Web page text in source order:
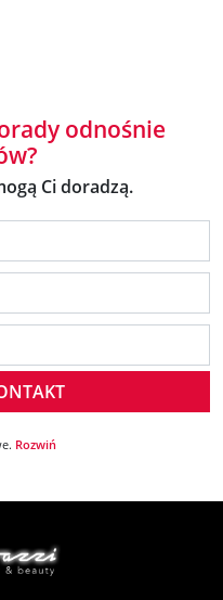
odnośnie
Ci doradzą.
Rozwiń